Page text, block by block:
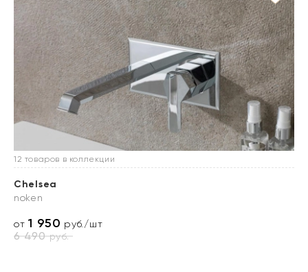
12 товаров в коллекции
Chelsea
noken
от1 950 руб./шт
6 490руб.